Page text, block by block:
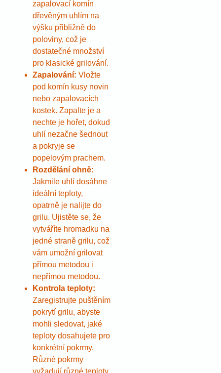
zapalovací komín
dřevěným uhlím na
výšku přibližně do
poloviny, což je
dostatečné množství
pro klasické grilování.
Zapalování: Vložte
pod komín kusy novin
nebo zapalovacích
kostek. Zapalte je a
nechte je hořet, dokud
uhlí nezačne šednout
a pokryje se
popelovým prachem.
Rozdělání ohně:
Jakmile uhlí dosáhne
ideální teploty,
opatrně je nalijte do
grilu. Ujistěte se, že
vytváříte hromadku na
jedné straně grilu, což
vám umožní grilovat
přímou metodou i
nepřímou metodou.
Kontrola teploty:
Zaregistrujte puštěním
pokrytí grilu, abyste
mohli sledovat, jaké
teploty dosahujete pro
konkrétní pokrmy.
Různé pokrmy